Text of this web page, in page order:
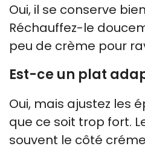
Oui, il se conserve
Réchauffez-le
peu de crème pour
Est-ce un plat
Oui, mais ajustez les
que ce soit trop fort.
souvent le côté